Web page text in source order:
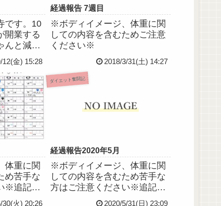
です。10
開業する
んと減量
の会員
た！ほん
の医師に
てた近医
なさいと
どぜんっ
12(金) 15:28
経過報告 7週目
※ボディイメージ、体重に関
しての内容を含むためご注意
ください※
2018/3/31(土) 14:27
体重に関
め苦手な
※追記か
30(火) 20:26
ダイエット奮闘記
経過報告2020年5月
※ボディイメージ、体重に関
しての内容を含むため苦手な
方はご注意ください※追記か
2020/5/31(日) 23:09